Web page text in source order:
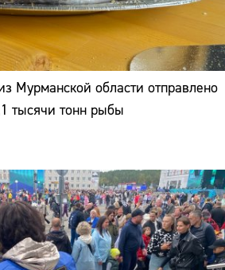
Мурманской области отправлено
тысячи тонн рыбы